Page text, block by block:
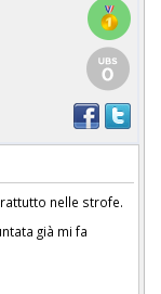
nelle strofe.
già mi fa